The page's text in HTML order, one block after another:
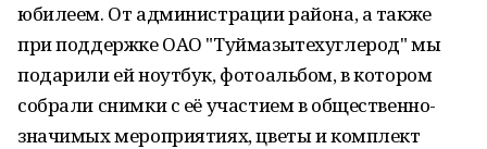
юбилеем. От администрации района, а также
при поддержке ОАО "Туймазытехуглерод" мы
подарили ей ноутбук, фотоальбом, в котором
собрали снимки с её участием в общественно-
значимых мероприятиях, цветы и комплект